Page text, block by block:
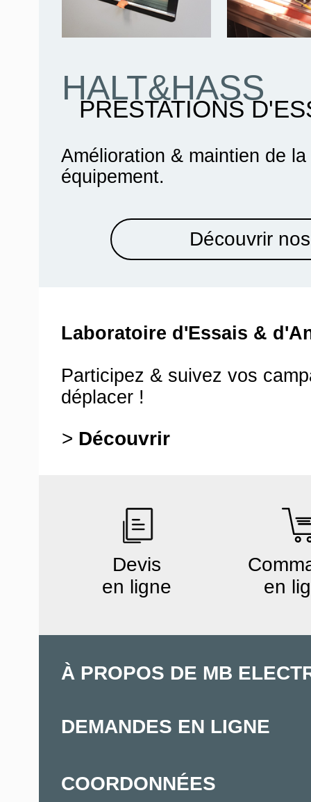
Amélioration & maintien de la
équipement.
Découvrir
PRESTATIONS
HALT&HASS
Laboratoire d'Essais &
Participez & suivez vos
déplacer !
> Découvrir
Devis
en ligne
en
À PROPOS DE MB
DEMANDES EN LIGNE
COORDONNÉES